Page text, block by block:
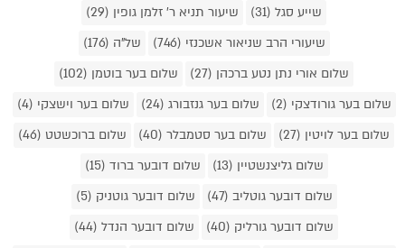
שייע סגל (31)
שיעור תניא ר' זלמן גופין (29)
שיעורי הרב שניאור אשכנזי (746)
של"ה (176)
שלום אורי נתן נטע ברכהן (27)
שלום בער בוטמן (102)
שלום בער גורודצקי (2)
שלום בער גנזבורג (24)
שלום בער וישצקי (4)
שלום בער לויטין (27)
שלום בער סטמבלר (40)
שלום ברוכשטט (46)
שלום גליצנשטיין (13)
שלום דובער ברוד (15)
שלום דובער גוטליב (47)
שלום דובער גוטניק (5)
שלום דובער גורליק (40)
שלום דובער הנדל (44)